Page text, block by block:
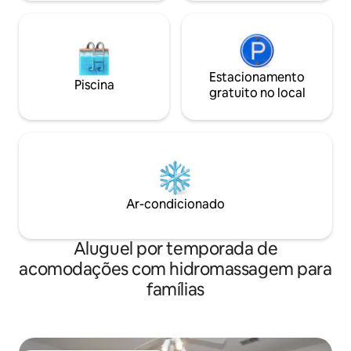
Piscina
Estacionamento
gratuito no local
Ar-condicionado
Aluguel por temporada de
acomodações com hidromassagem para
famílias